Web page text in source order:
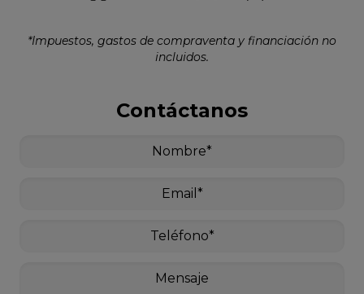
*Impuestos, gastos de compraventa y financiación no
incluidos.
Contáctanos